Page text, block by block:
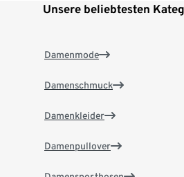
Unsere beliebtesten
Damenmode
Damenschmuck
Damenkleider
Damenpullover